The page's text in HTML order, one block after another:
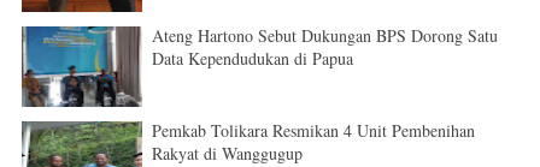
Ateng Hartono Sebut Dukungan BPS Dorong Satu
Data Kependudukan di Papua
Pemkab Tolikara Resmikan 4 Unit Pembenihan
Rakyat di Wanggugup